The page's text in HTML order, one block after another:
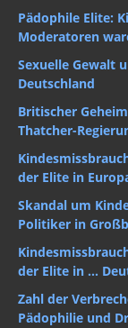
Pädophile Elite:
Moderatoren
Sexuelle Gewalt
Deutschland
Britischer
Thatcher-
der Elite in
Skandal um
Politiker in
der Elite in …
Zahl der
Pädophilie und